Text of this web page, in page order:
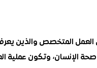
المتخصص والذين يعرف
الإنسان، وتكون عملية